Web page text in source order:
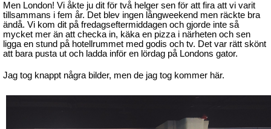
Men London! Vi åkte ju dit för två helger sen för att fira att vi varit
tillsammans i fem år. Det blev ingen långweekend men räckte bra
ändå. Vi kom dit på fredagseftermiddagen och gjorde inte så
mycket mer än att checka in, käka en pizza i närheten och sen
ligga en stund på hotellrummet med godis och tv. Det var rätt skönt
att bara pusta ut och ladda inför en lördag på Londons gator.
Jag tog knappt några bilder, men de jag tog kommer här.